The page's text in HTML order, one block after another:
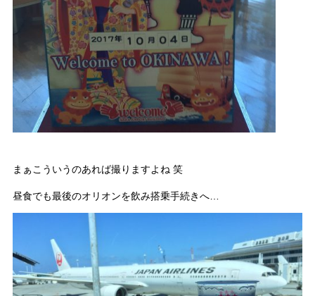
まぁこういうのあれば撮りますよね 笑
昼食でも最後のオリオンを飲み搭乗手続きへ…